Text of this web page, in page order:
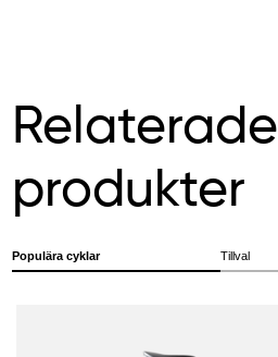
Relaterade
produkter
Populära cyklar Tillval